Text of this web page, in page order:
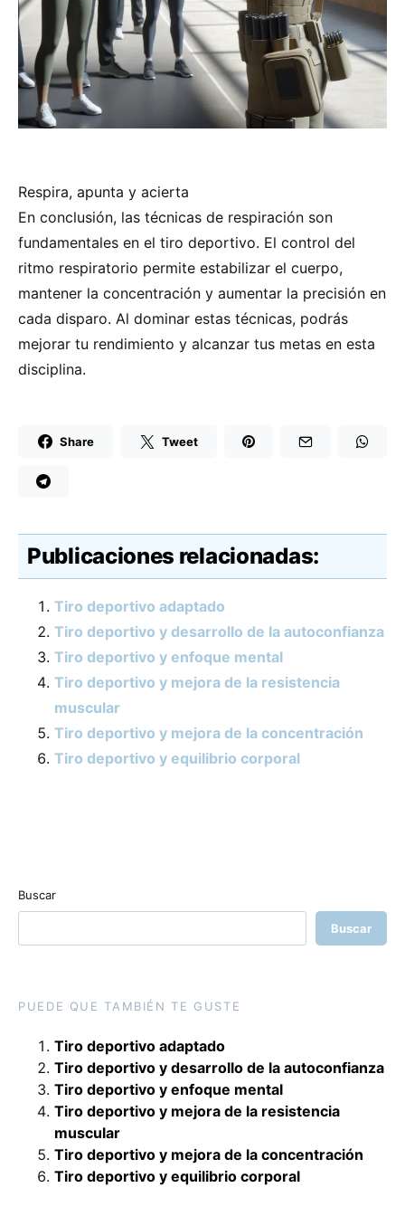
Respira, apunta y acierta
En conclusión, las técnicas de respiración son
fundamentales en el tiro deportivo. El control del
ritmo respiratorio permite estabilizar el cuerpo,
mantener la concentración y aumentar la precisión en
cada disparo. Al dominar estas técnicas, podrás
mejorar tu rendimiento y alcanzar tus metas en esta
disciplina.
Share Tweet
Publicaciones relacionadas:
Tiro deportivo adaptado
Tiro deportivo y desarrollo de la autoconfianza
Tiro deportivo y enfoque mental
Tiro deportivo y mejora de la resistencia
muscular
Tiro deportivo y mejora de la concentración
Tiro deportivo y equilibrio corporal
Buscar
Buscar
PUEDE QUE TAMBIÉN TE GUSTE
Tiro deportivo adaptado
Tiro deportivo y desarrollo de la autoconfianza
Tiro deportivo y enfoque mental
Tiro deportivo y mejora de la resistencia
muscular
Tiro deportivo y mejora de la concentración
Tiro deportivo y equilibrio corporal